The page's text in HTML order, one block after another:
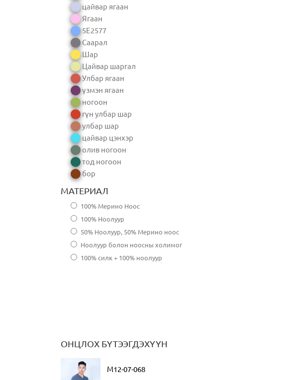
цайвар ягаан
Ягаан
5E2577
Саарал
Шар
Цайвар шаргал
Улбар ягаан
үзмэн ягаан
ногоон
гүн улбар шар
улбар шар
цайвар цэнхэр
олив ногоон
тод ногоон
бор
МАТЕРИАЛ
100% Мерино Ноос
100% Ноолуур
50% Ноолуур, 50% Мерино ноос
Ноолуур болон ноосны холимог
100% силк + 100% ноолуур
ОНЦЛОХ БҮТЭЭГДЭХҮҮН
M12-07-068